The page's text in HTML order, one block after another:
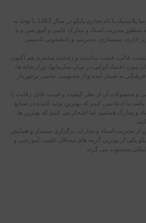
شرکت تولیدی و صنعتی پارسا پلاستیک با نام تجاری پاپکو در سال 1363 با توجه به
منظور مدیریت اسناد و مدارک علمی و آموزشی و با
اداری، سمیناری، مدیریتی و دانشجویی تاسیس
کیفیت عالی، قیمت مناسب و رضایت مشتری هم اکنون
مورد اعتماد ایرانی در میان سازمانها، وزارتخانه ها،
به شمار آمده و از محبوبیت خاصی برخوردار
و محصولات آن از نظر کیفیت و قیمت قابل رقابت با
ادعا نمی کنیم که بهترین تولید کننده در صنایع
و مدارک هستیم، اما افتخار می کنیم که بهترین ها
مدیریت اسناد و مدارک، برگزاری سمینار و همایش
یکی از بهترین گزینه های محافل علمی، آموزشی و
محسوب می گردد